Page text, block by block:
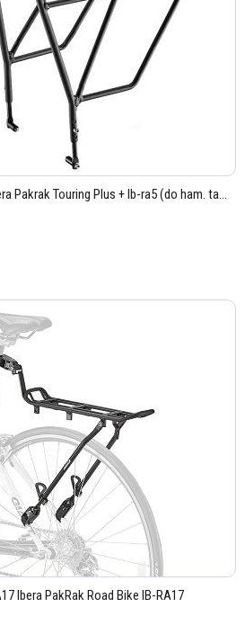
Pakrak Touring Plus + Ib-ra5 (do ham. ta...
Ibera PakRak Road Bike IB-RA17